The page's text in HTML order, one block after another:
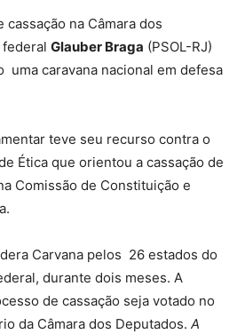
na Câmara dos
Glauber Braga (PSOL-RJ)
uma caravana nacional em defesa
teve seu recurso contra o
Ética que orientou a cassação de
Comissão de Constituição e
Carvana pelos 26 estados do
durante dois meses. A
de cassação seja votado no
da Câmara dos Deputados. A